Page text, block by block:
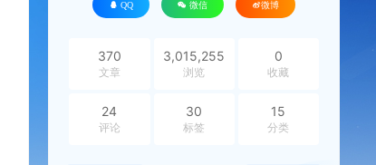
QQ 微信 微博
370
文章
3,015,255
浏览
0
收藏
24
评论
30
标签
15
分类